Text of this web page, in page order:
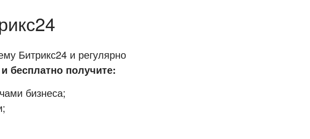
Битрикс24 и регулярно
бесплатно получите:
бизнеса;